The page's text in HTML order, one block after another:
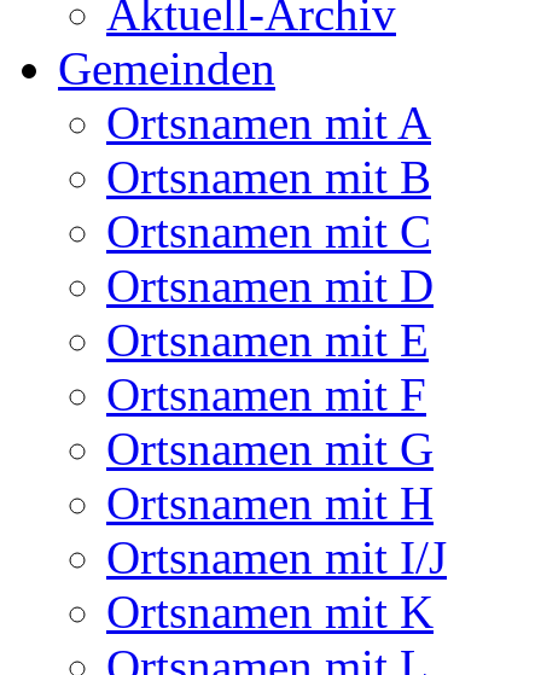
Aktuell-Archiv
Gemeinden
Ortsnamen mit A
Ortsnamen mit B
Ortsnamen mit C
Ortsnamen mit D
Ortsnamen mit E
Ortsnamen mit F
Ortsnamen mit G
Ortsnamen mit H
Ortsnamen mit I/J
Ortsnamen mit K